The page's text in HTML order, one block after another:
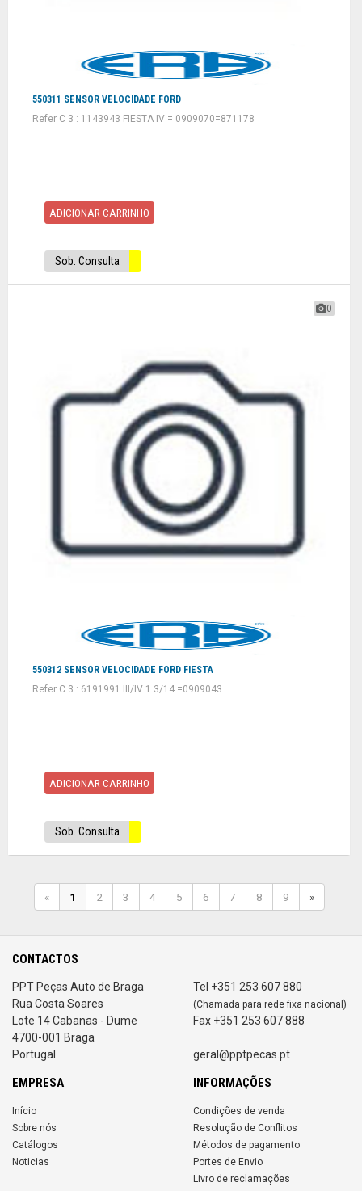
550311 SENSOR VELOCIDADE FORD
Refer C 3 : 1143943 FIESTA IV = 0909070=871178
ADICIONAR CARRINHO
Sob. Consulta
0
550312 SENSOR VELOCIDADE FORD FIESTA
Refer C 3 : 6191991 III/IV 1.3/14.=0909043
ADICIONAR CARRINHO
Sob. Consulta
« 1 2 3 4 5 6 7 8 9 »
CONTACTOS
PPT Peças Auto de Braga
Rua Costa Soares
Lote 14 Cabanas - Dume
4700-001 Braga
Portugal
Tel +351 253 607 880
(Chamada para rede fixa nacional)
Fax +351 253 607 888
geral@pptpecas.pt
EMPRESA
Início
Sobre nós
Catálogos
Noticias
INFORMAÇÕES
Condições de venda
Resolução de Conflitos
Métodos de pagamento
Portes de Envio
Livro de reclamações